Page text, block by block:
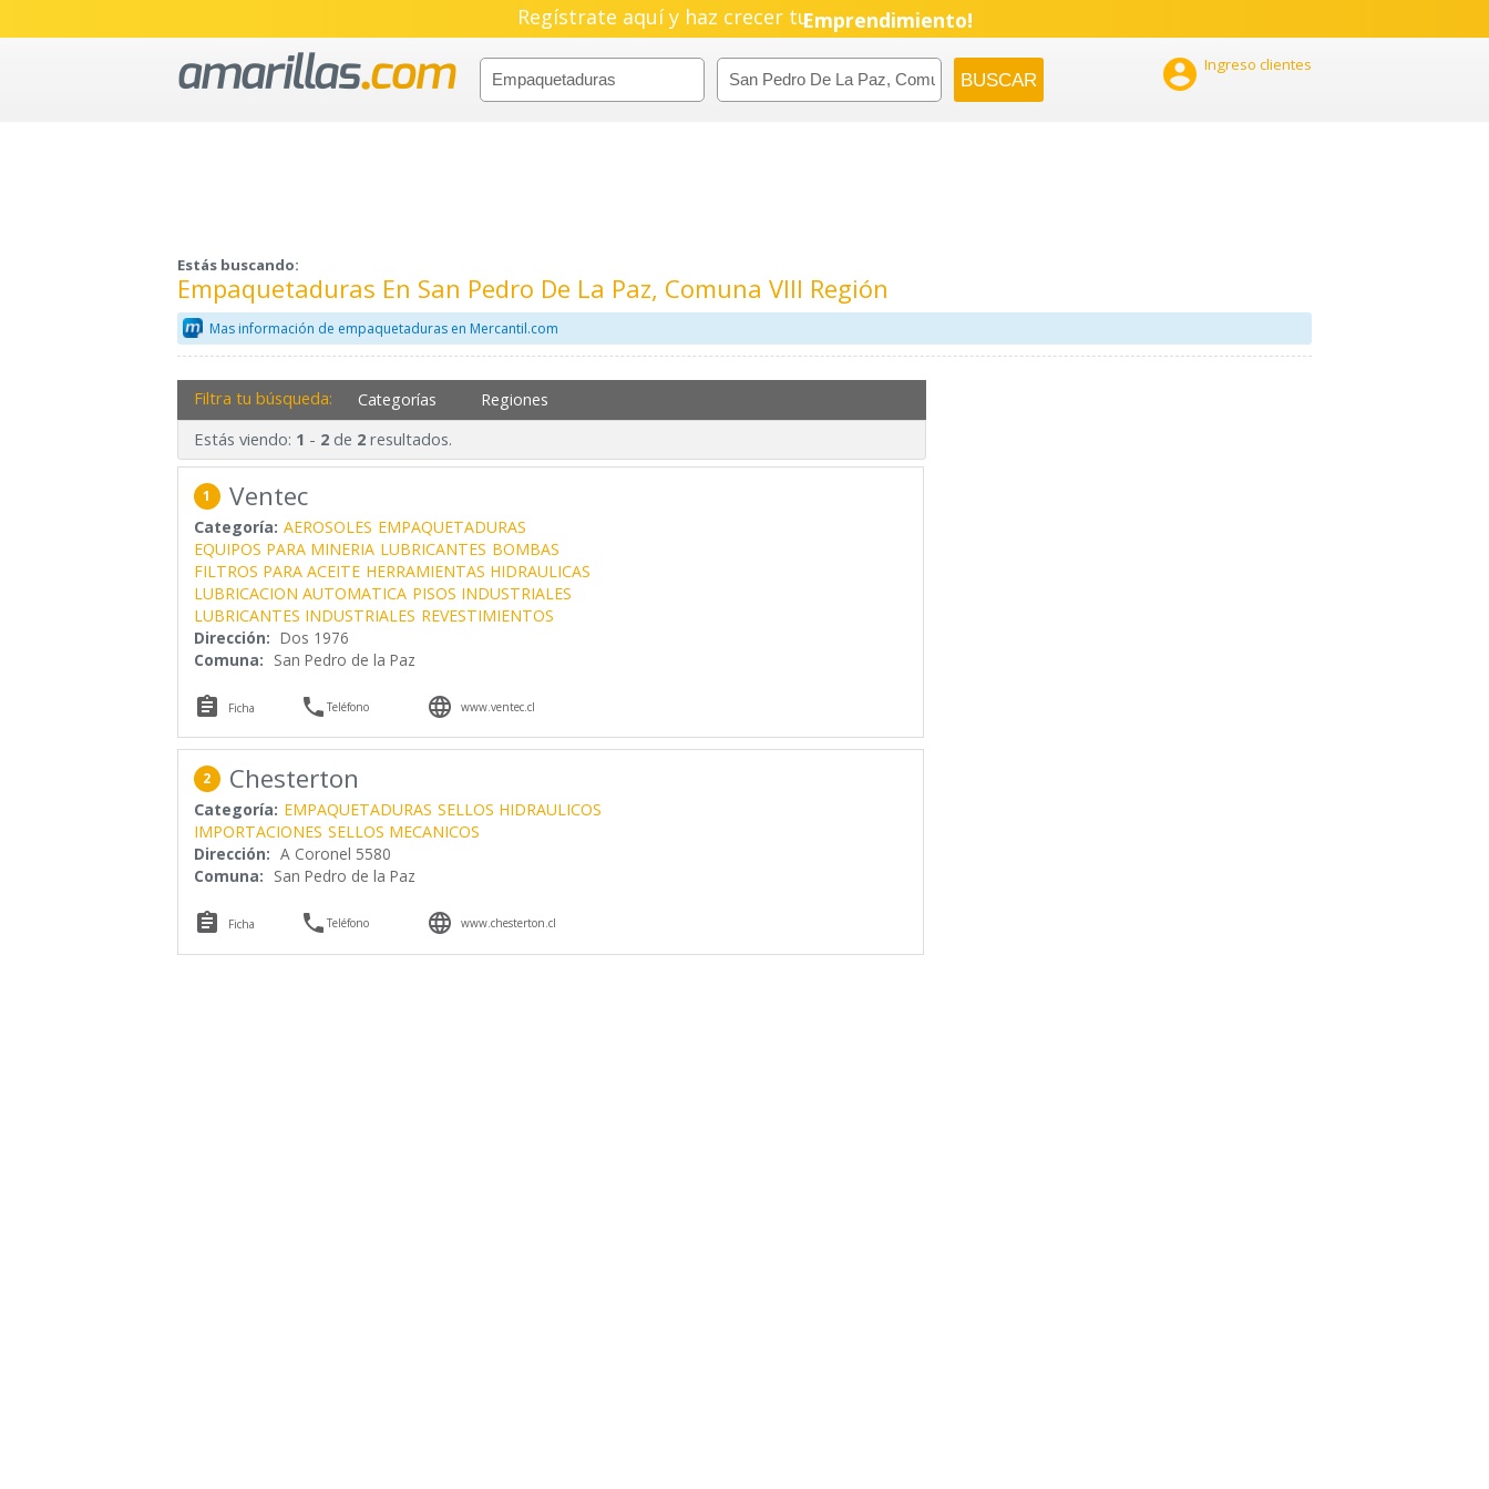
Regístrate aquí y haz crecer tuPyme!
Emprendimiento!
 Ingreso clientes
Estás buscando:
Empaquetaduras En San Pedro De La Paz, Comuna VIII Región
Mas información de empaquetaduras en Mercantil.com
Filtra tu búsqueda: Categorías Regiones
Estás viendo: 1 - 2de 2resultados.
1 Ventec
Categoría: AEROSOLES EMPAQUETADURAS
EQUIPOS PARA MINERIA LUBRICANTES BOMBAS
FILTROS PARA ACEITE HERRAMIENTAS HIDRAULICAS
LUBRICACION AUTOMATICA PISOS INDUSTRIALES
LUBRICANTES INDUSTRIALES REVESTIMIENTOS
Dirección: Dos 1976
Comuna: San Pedro de la Paz
 Ficha Teléfono  www.ventec.cl
2 Chesterton
Categoría: EMPAQUETADURAS SELLOS HIDRAULICOS
IMPORTACIONES SELLOS MECANICOS
Dirección: A Coronel 5580
Comuna: San Pedro de la Paz
 Ficha Teléfono  www.chesterton.cl